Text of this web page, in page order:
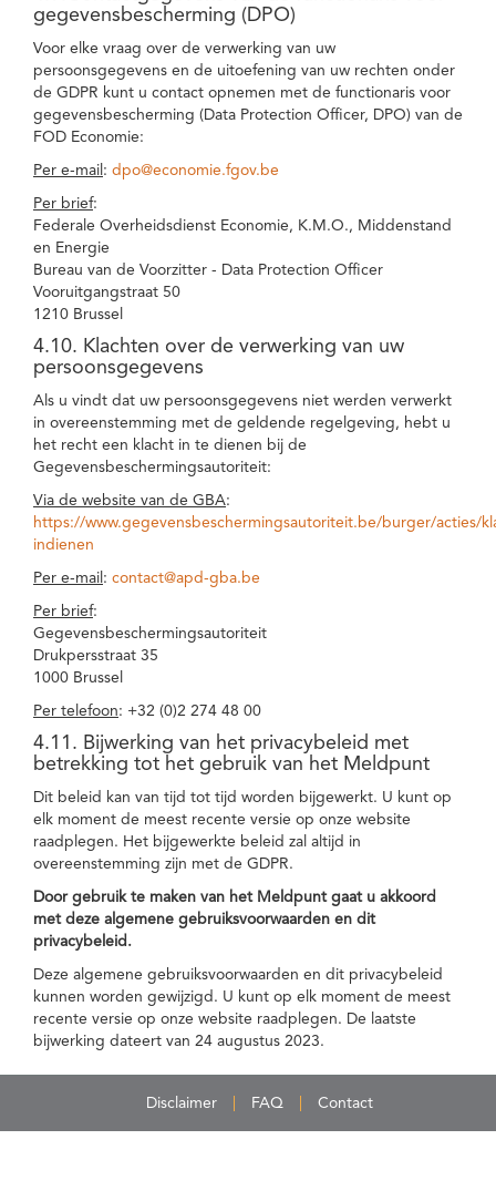
gegevensbescherming (DPO)
Voor elke vraag over de verwerking van uw
persoonsgegevens en de uitoefening van uw rechten onder
de GDPR kunt u contact opnemen met de functionaris voor
gegevensbescherming (Data Protection Officer, DPO) van de
FOD Economie:
Per e-mail : dpo@economie.fgov.be
Per brief:
Federale Overheidsdienst Economie, K.M.O., Middenstand
en Energie
Bureau van de Voorzitter - Data Protection Officer
Vooruitgangstraat 50
1210 Brussel
4.10. Klachten over de verwerking van uw
persoonsgegevens
Als u vindt dat uw persoonsgegevens niet werden verwerkt
in overeenstemming met de geldende regelgeving, hebt u
het recht een klacht in te dienen bij de
Gegevensbeschermingsautoriteit:
Via de website van de GBA:
https://www.gegevensbeschermingsautoriteit.be/burger/acties/
indienen
Per e-mail : contact@apd-gba.be
Per brief:
Gegevensbeschermingsautoriteit
Drukpersstraat 35
1000 Brussel
Per telefoon: +32 (0)2 274 48 00
4.11. Bijwerking van het privacybeleid met
betrekking tot het gebruik van het Meldpunt
Dit beleid kan van tijd tot tijd worden bijgewerkt. U kunt op
elk moment de meest recente versie op onze website
raadplegen. Het bijgewerkte beleid zal altijd in
overeenstemming zijn met de GDPR.
Door gebruik te maken van het Meldpunt gaat u akkoord
met deze algemene gebruiksvoorwaarden en dit
privacybeleid.
Deze algemene gebruiksvoorwaarden en dit privacybeleid
kunnen worden gewijzigd. U kunt op elk moment de meest
recente versie op onze website raadplegen. De laatste
bijwerking dateert van 24 augustus 2023.
Disclaimer FAQ Contact